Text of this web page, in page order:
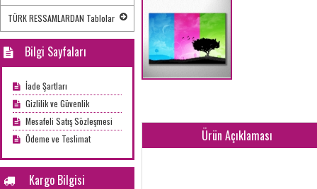
TÜRK RESSAMLARDAN Tablolar
Bilgi Sayfaları
İade Şartları
Gizlilik ve Güvenlik
Mesafeli Satış Sözleşmesi
Ödeme ve Teslimat
Kargo Bilgisi
Ürün Açıklaması